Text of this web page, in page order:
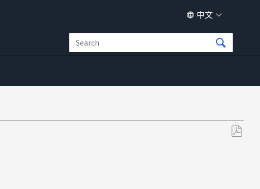
中文